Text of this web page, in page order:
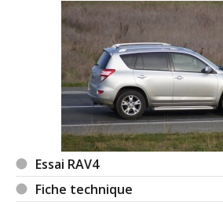
Essai RAV4
Fiche technique